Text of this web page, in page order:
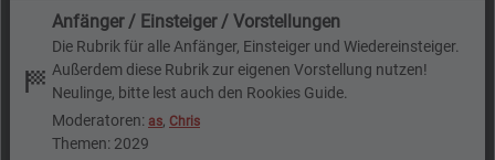
Anfänger / Einsteiger / Vorstellungen
Die Rubrik für alle Anfänger, Einsteiger und Wiedereinsteiger.
Außerdem diese Rubrik zur eigenen Vorstellung nutzen!
Neulinge, bitte lest auch den Rookies Guide.
Moderatoren: as, Chris
Themen: 2029